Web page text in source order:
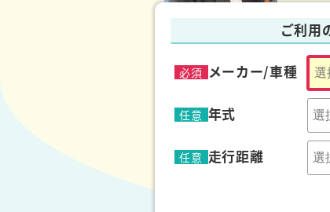
ご利用
必須 メーカー/車種
任意 年式
任意 走行距離